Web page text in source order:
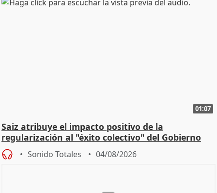
01:07
Saiz atribuye el impacto positivo de la
regularización al "éxito colectivo" del Gobierno
Sonido Totales 04/08/2026